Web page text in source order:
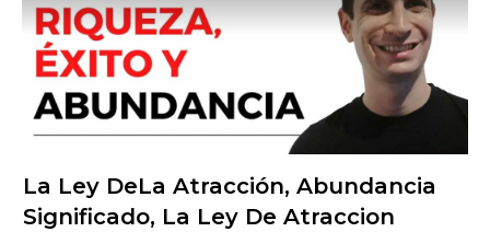
La Ley DeLa Atracción, Abundancia
Significado, La Ley De Atraccion